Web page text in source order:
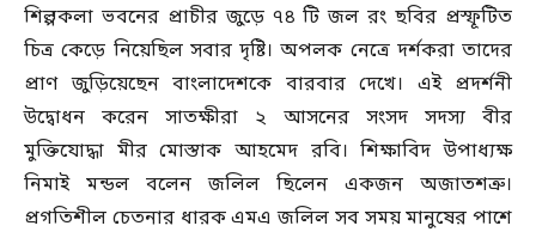
শিল্পকলা ভবনের প্রাচীর জুড়ে ৭৪ টি জল রং ছবির প্রস্ফূটিত
চিত্র কেড়ে নিয়েছিল সবার দৃষ্টি। অপলক নেত্রে দর্শকরা তাদের
প্রাণ জুড়িয়েছেন বাংলাদেশকে বারবার দেখে। এই প্রদর্শনী
উদ্বোধন করেন সাতক্ষীরা ২ আসনের সংসদ সদস্য বীর
মুক্তিযোদ্ধা মীর মোস্তাক আহমেদ রবি। শিক্ষাবিদ উপাধ্যক্ষ
নিমাই মন্ডল বলেন জলিল ছিলেন একজন অজাতশত্রু।
প্রগতিশীল চেতনার ধারক এমএ জলিল সব সময় মানুষের পাশে